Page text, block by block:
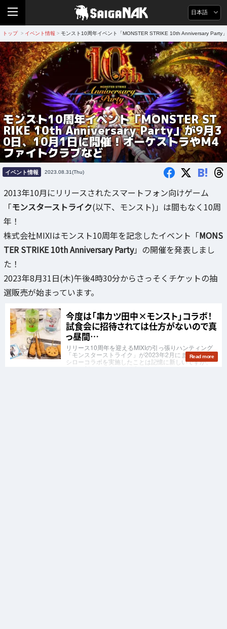
日本語
トップ > イベント情報 > モンスト10周年イベント「MONSTER STRIKE 10th Anniversary Party
モンスト10周年イベント「MONSTER ST
RIKE 10th Anniversary Party」が9月3
0日、10月1日に開催！オーケストラやM4
ファイトクラブなど
イベント情報 2023.08.31(Thu) B!
2013年10月にリリースされたスマートフォン向けゲーム
「モンスターストライク(以下、モンスト)」は間もなく10周
年！
株式会社MIXIはモンスト10周年を記念したイベント「MONS
TER STRIKE 10th Anniversary Party」の開催を発表しまし
た！
2023年8月31日(木)午後4時30分からさっそくチケットの抽
選販売が始まっています。